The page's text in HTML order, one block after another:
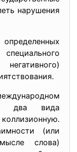
нарушения
два вида
(или
слова)